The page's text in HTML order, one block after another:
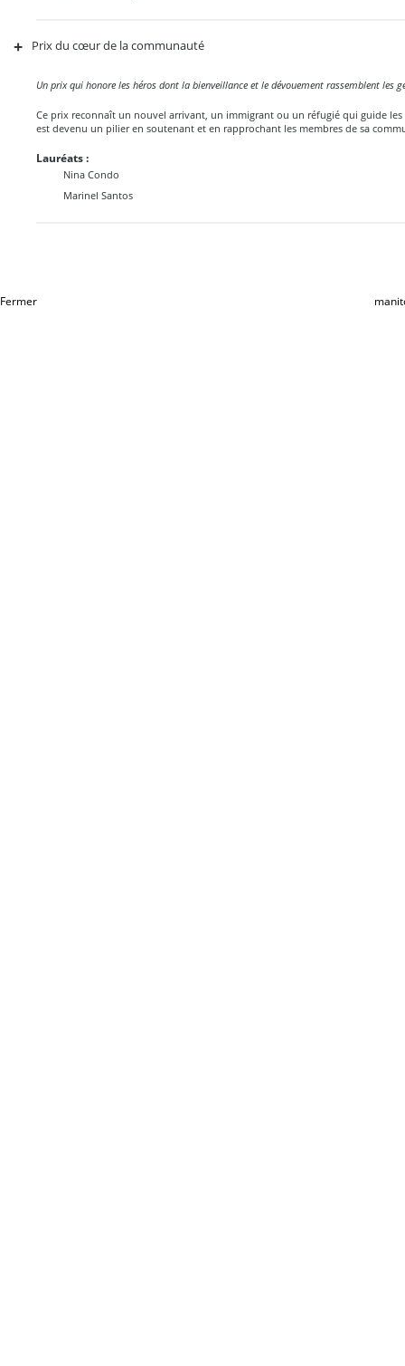
+ Prix du cœur de la communauté
Un prix qui honore les héros dont la bienveillance et le dévouement rassemblent les
Ce prix reconnaît un nouvel arrivant, un immigrant ou un réfugié qui guide
est devenu un pilier en soutenant et en rapprochant les membres de sa
Lauréats :
Nina Condo
Marinel Santos
Fermer